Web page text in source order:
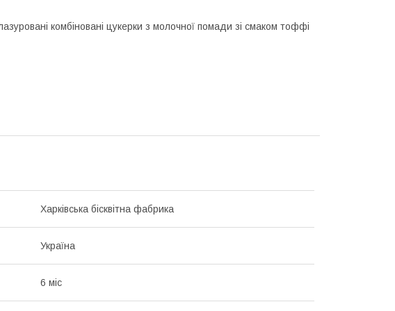
комбіновані цукерки з молочної помади зі смаком тоффі
Харківська бісквітна фабрика
Україна
6 міс